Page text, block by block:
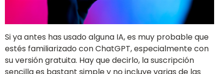
Si ya antes has usado alguna IA, es muy probable que
estés familiarizado con ChatGPT, especialmente con
su versión gratuita. Hay que decirlo, la suscripción
sencilla es bastant simple y no incluye varias de las